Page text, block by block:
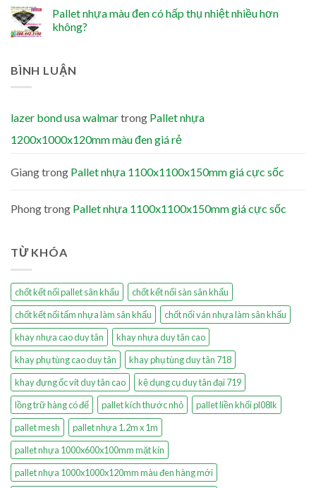
Pallet nhựa màu đen có hấp thụ nhiệt nhiều hơn
không?
BÌNH LUẬN
lazer bond usa walmartrong Pallet nhựa
1200x1000x120mm màu đen giá rẻ
Giangtrong Pallet nhựa 1100x1100x150mm giá cực sốc
Phongtrong Pallet nhựa 1100x1100x150mm giá cực sốc
TỪ KHÓA
chốt kết nối pallet sân khấu
chốt kết nối sàn sân khấu
chốt kết nối tấm nhựa làm sân khấu
chốt nối ván nhựa làm sân khấu
khay nhựa cao duy tân
khay nhựa duy tân cao
khay phụ tùng cao duy tân
khay phụ tùng duy tân 718
khay đựng ốc vít duy tân cao
kệ dụng cụ duy tân đại 719
lồng trữ hàng có đế
pallet kích thước nhỏ
pallet liền khối pl08lk
pallet mesh
pallet nhựa 1.2m x 1m
pallet nhựa 1000x600x100mm mặt kín
pallet nhựa 1000x1000x120mm màu đen hàng mới